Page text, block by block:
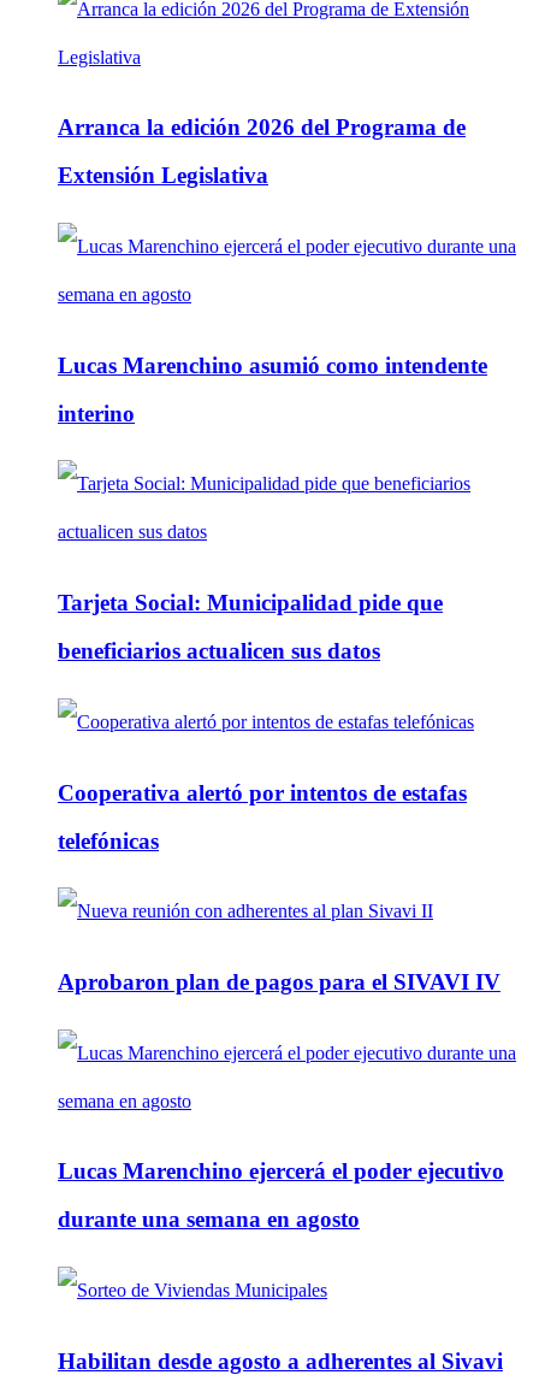
Arranca la edición 2026 del Programa de
Extensión Legislativa
Lucas Marenchino asumió como intendente
interino
Tarjeta Social: Municipalidad pide que
beneficiarios actualicen sus datos
Cooperativa alertó por intentos de estafas
telefónicas
Aprobaron plan de pagos para el SIVAVI IV
Lucas Marenchino ejercerá el poder ejecutivo
durante una semana en agosto
Habilitan desde agosto a adherentes al Sivavi